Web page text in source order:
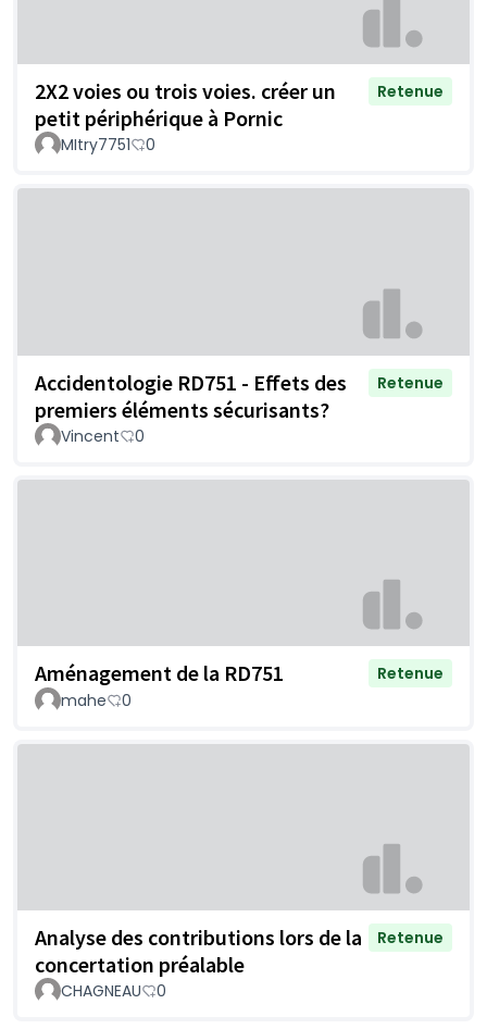
2X2 voies ou trois voies. créer un
petit périphérique à Pornic
Retenue
MItry7751 0
Accidentologie RD751 - Effets des
premiers éléments sécurisants?
Retenue
Vincent 0
Aménagement de la RD751
Retenue
mahe
0
Analyse des contributions lors de la
concertation préalable
Retenue
CHAGNEAU 0